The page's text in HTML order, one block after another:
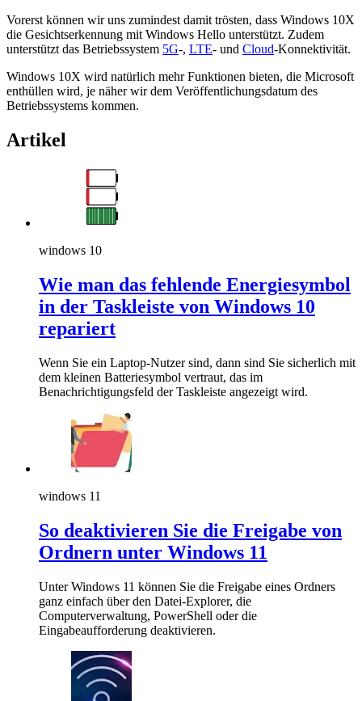
Vorerst können wir uns zumindest damit trösten, dass Windows 10X
die Gesichtserkennung mit Windows Hello unterstützt. Zudem
unterstützt das Betriebssystem 5G-, LTE- und Cloud-Konnektivität.
Windows 10X wird natürlich mehr Funktionen bieten, die Microsoft
enthüllen wird, je näher wir dem Veröffentlichungsdatum des
Betriebssystems kommen.
Artikel
windows 10
Wie man das fehlende Energiesymbol
in der Taskleiste von Windows 10
repariert
Wenn Sie ein Laptop-Nutzer sind, dann sind Sie sicherlich mit
dem kleinen Batteriesymbol vertraut, das im
Benachrichtigungsfeld der Taskleiste angezeigt wird.
windows 11
So deaktivieren Sie die Freigabe von
Ordnern unter Windows 11
Unter Windows 11 können Sie die Freigabe eines Ordners
ganz einfach über den Datei-Explorer, die
Computerverwaltung, PowerShell oder die
Eingabeaufforderung deaktivieren.